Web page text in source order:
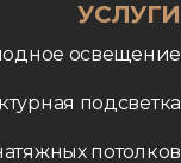
УСЛУГИ
освещение
подсветка
потолков